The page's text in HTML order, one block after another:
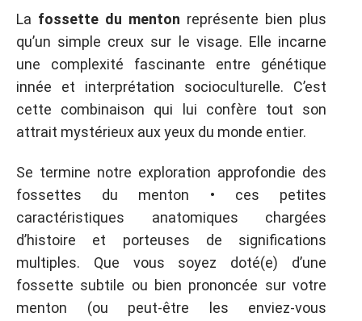
La fossette du menton représente bien plus
qu’un simple creux sur le visage. Elle incarne
une complexité fascinante entre génétique
innée et interprétation socioculturelle. C’est
cette combinaison qui lui confère tout son
attrait mystérieux aux yeux du monde entier.
Se termine notre exploration approfondie des
fossettes du menton • ces petites
caractéristiques anatomiques chargées
d’histoire et porteuses de significations
multiples. Que vous soyez doté(e) d’une
fossette subtile ou bien prononcée sur votre
menton (ou peut-être les enviez-vous